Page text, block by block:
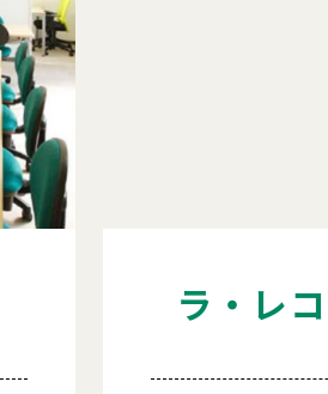
ラ・レ